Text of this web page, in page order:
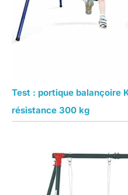
Test : portique balançoire
résistance 300 kg